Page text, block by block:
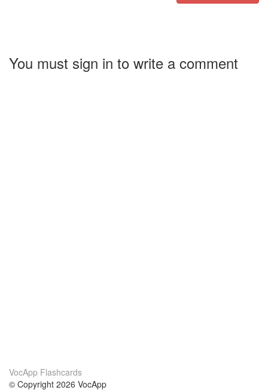
You must sign in to write a comment
VocApp Flashcards
© Copyright 2026 VocApp